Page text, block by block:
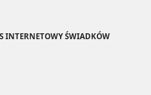
INTERNETOWY ŚWIADKÓW